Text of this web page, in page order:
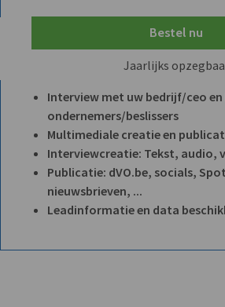
Bestel nu
Jaarlijks
Interview met uw bedrijf/ceo en
ondernemers/beslissers
Multimediale creatie en
Interviewcreatie: Tekst, audio,
Publicatie: dVO.be, socials,
nieuwsbrieven, ...
Leadinformatie en data